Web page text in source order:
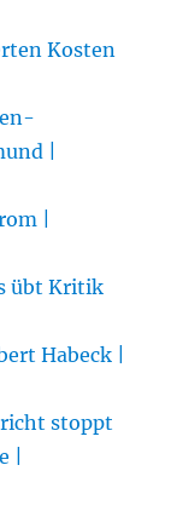
Kosten
|
|
übt Kritik
Habeck |
stoppt
|